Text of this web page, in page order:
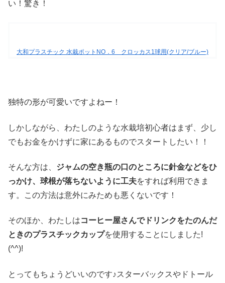
い！驚き！
大和プラスチック 水栽ポットNO．6 クロッカス1球用(クリア/ブルー)
独特の形が可愛いですよねー！
しかしながら、わたしのような水栽培初心者はまず、少し
でもお金をかけずに家にあるものでスタートしたい！！
そんな方は、 ジャムの空き瓶の口のところに針金などをひ
っかけ、球根が落ちないように工夫をすれば利用できま
す。この方法は意外にみためも悪くないです！
そのほか、わたしはコーヒー屋さんでドリンクをたのんだ
ときのプラスチックカップを使用することにしました!
(^^)!
とってもちょうどいいのです♪スターバックスやドトール